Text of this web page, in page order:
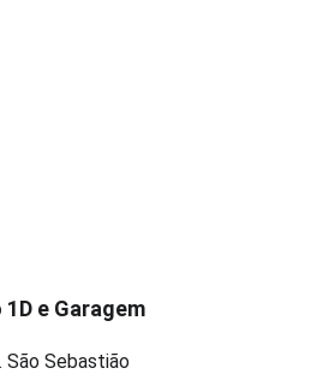
e Garagem
São Sebastião